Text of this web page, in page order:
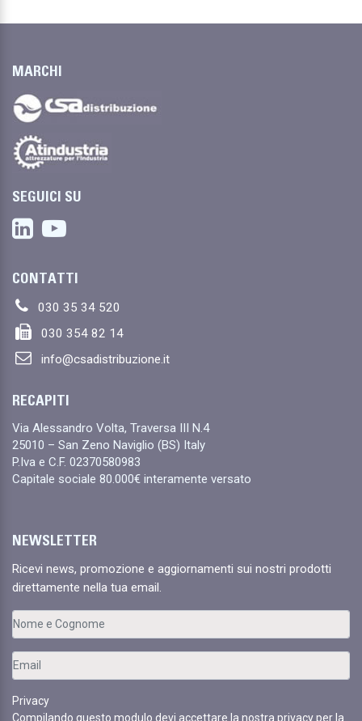
MARCHI
SEGUICI SU
CONTATTI
030 35 34 520
030 354 82 14
info@csadistribuzione.it
RECAPITI
Via Alessandro Volta, Traversa III N.4
25010 – San Zeno Naviglio (BS) Italy
P.Iva e C.F. 02370580983
Capitale sociale 80.000€ interamente versato
NEWSLETTER
Ricevi news, promozione e aggiornamenti sui nostri prodotti
direttamente nella tua email.
Privacy
Compilando questo modulo devi accettare la nostra privacy per la